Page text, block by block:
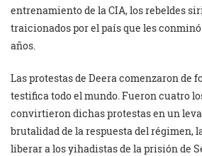
entrenamiento de la CIA, los rebeldes
traicionados por el país que les
años.
Las protestas de Deera comenzaron de
testifica todo el mundo. Fueron cuatro
convirtieron dichas protestas en un
brutalidad de la respuesta del régimen,
liberar a los yihadistas de la prisión de